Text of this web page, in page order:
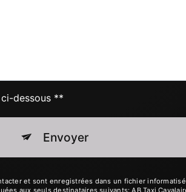
dessous **
Envoyer
et sont enregistrées dans un fichier
aux seuls destinataires suivants: AB Taxi